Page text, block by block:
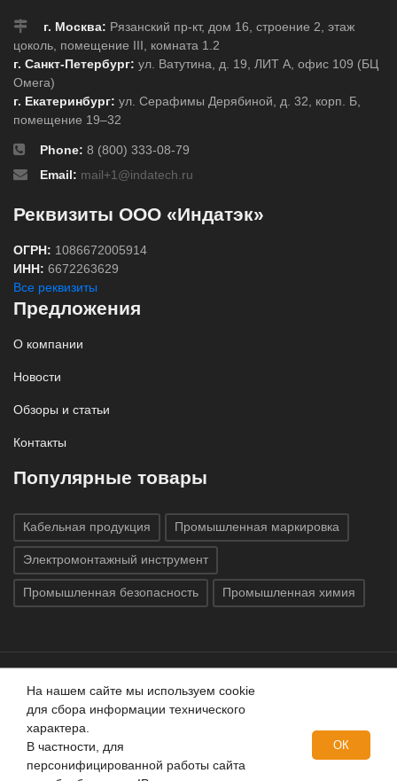
г. Москва: Рязанский пр-кт, дом 16, строение 2, этаж
цоколь, помещение III, комната 1.2
г. Санкт-Петербург: ул. Ватутина, д. 19, ЛИТ А, офис 109 (БЦ
Омега)
г. Екатеринбург: ул. Серафимы Дерябиной, д. 32, корп. Б,
помещение 19–32
Phone: 8 (800) 333-08-79
Email: mail+1@indatech.ru
Реквизиты ООО «Индатэк»
ОГРН: 1086672005914
ИНН: 6672263629
Все реквизиты
Предложения
О компании
Новости
Обзоры и статьи
Контакты
Популярные товары
Кабельная продукция Промышленная маркировка
Электромонтажный инструмент
Промышленная безопасность Промышленная химия
Все права защищены © 2020 ГК «Индатэк»
защищены.Использование материалов с сайта запрещено.
Данный сайт не является публичной офертой, определяемой
положениями статей 437 (2) ГК РФ.
На нашем сайте мы используем cookie
для сбора информации технического
характера.
В частности, для
персонифицированной работы сайта
ОК